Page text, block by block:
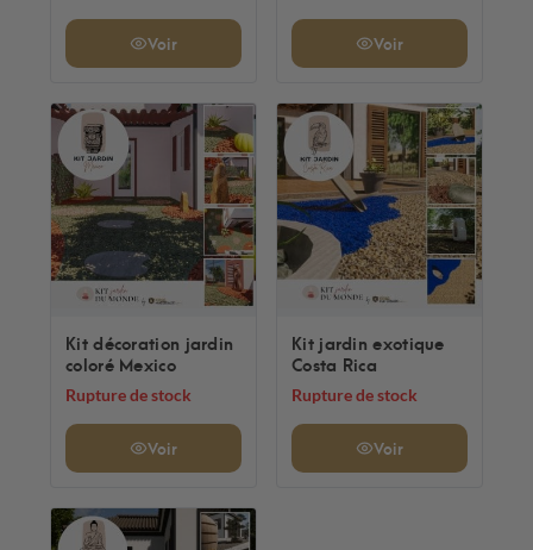
Voir Voir
Kit décoration jardin
coloré Mexico
Rupture de stock
Voir
Kit jardin exotique
Costa Rica
Rupture de stock
Voir